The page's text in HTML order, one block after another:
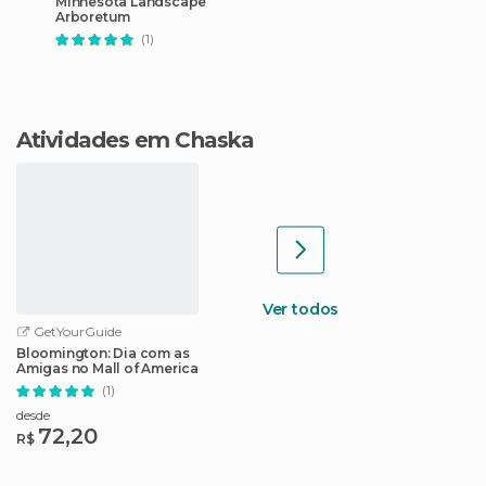
Arboretum
(1)
Atividades em Chaska
GetYourGuide
Bloomington: Dia com as
Amigas no Mall of America
(1)
desde
R$ 72,20
Ver todos